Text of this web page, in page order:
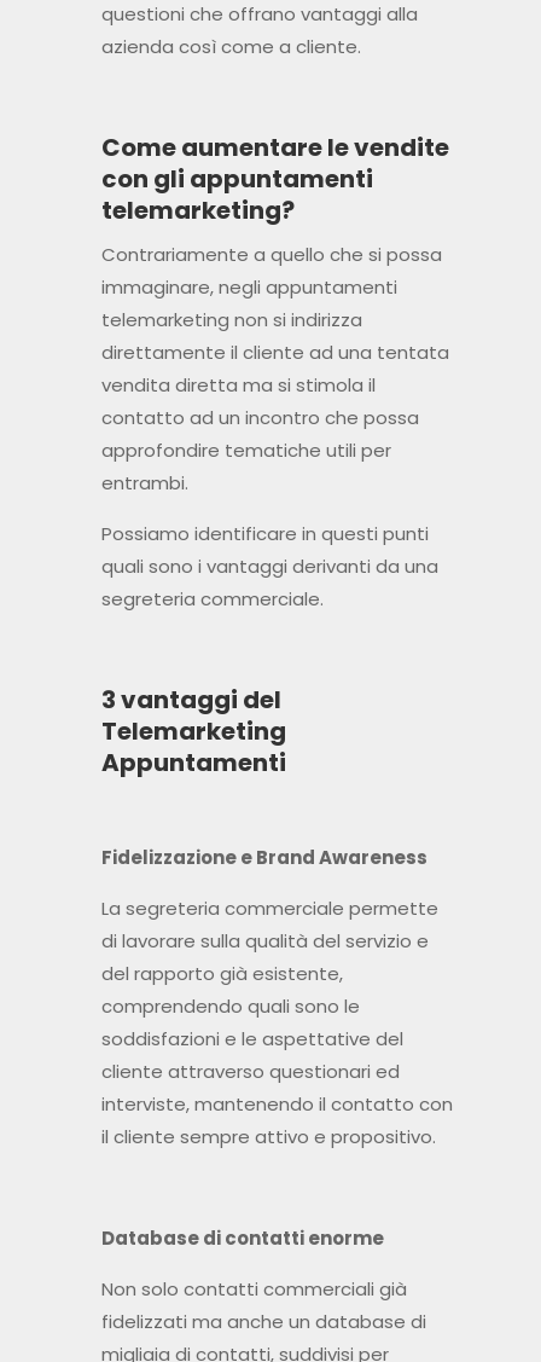
questioni che offrano vantaggi alla
azienda così come a cliente.
Come aumentare le vendite
con gli appuntamenti
telemarketing?
Contrariamente a quello che si possa
immaginare, negli appuntamenti
telemarketing non si indirizza
direttamente il cliente ad una tentata
vendita diretta ma si stimola il
contatto ad un incontro che possa
approfondire tematiche utili per
entrambi.
Possiamo identificare in questi punti
quali sono i vantaggi derivanti da una
segreteria commerciale.
3 vantaggi del
Telemarketing
Appuntamenti
Fidelizzazione e Brand Awareness
La segreteria commerciale permette
di lavorare sulla qualità del servizio e
del rapporto già esistente,
comprendendo quali sono le
soddisfazioni e le aspettative del
cliente attraverso questionari ed
interviste, mantenendo il contatto con
il cliente sempre attivo e propositivo.
Database di contatti enorme
Non solo contatti commerciali già
fidelizzati ma anche un database di
migliaia di contatti, suddivisi per